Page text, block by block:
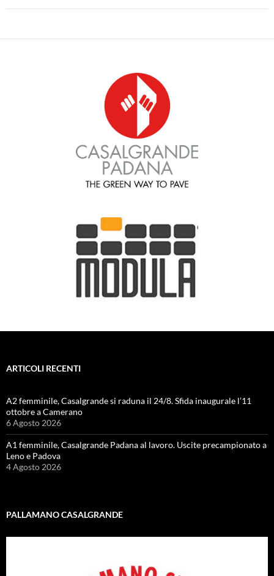
ARTICOLI RECENTI
A2 femminile, Casalgrande si raduna il 24/8. Sfida inaugurale l’11
ottobre a Camerano
6 Agosto 2026
A1 femminile, Casalgrande Padana al lavoro. Uscite precampionato a
Leno e Padova
4 Agosto 2026
PALLAMANO CASALGRANDE